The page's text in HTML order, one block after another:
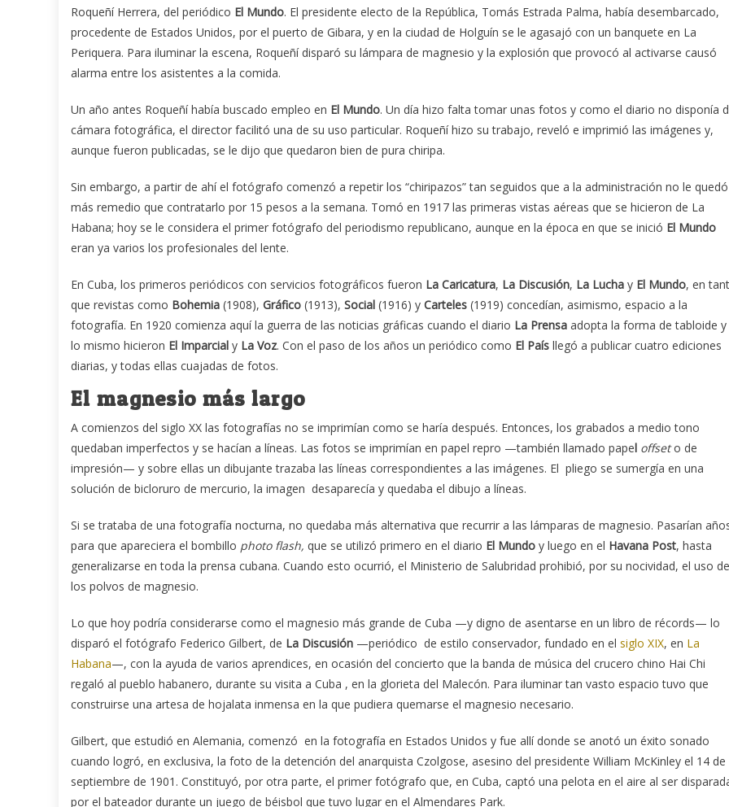
Roqueñí Herrera, del periódico El Mundo. El presidente electo de la República, Tomás Estrada Palma, había desembarcado,
procedente de Estados Unidos, por el puerto de Gibara, y en la ciudad de Holguín se le agasajó con un banquete en La
Periquera. Para iluminar la escena, Roqueñí disparó su lámpara de magnesio y la explosión que provocó al activarse causó
alarma entre los asistentes a la comida.
Un año antes Roqueñí había buscado empleo en El Mundo. Un día hizo falta tomar unas fotos y como el diario no disponía
cámara fotográfica, el director facilitó una de su uso particular. Roqueñí hizo su trabajo, reveló e imprimió las imágenes y,
aunque fueron publicadas, se le dijo que quedaron bien de pura chiripa.
Sin embargo, a partir de ahí el fotógrafo comenzó a repetir los “chiripazos” tan seguidos que a la administración no le quedó
más remedio que contratarlo por 15 pesos a la semana. Tomó en 1917 las primeras vistas aéreas que se hicieron de La
Habana; hoy se le considera el primer fotógrafo del periodismo republicano, aunque en la época en que se inició El Mundo
eran ya varios los profesionales del lente.
En Cuba, los primeros periódicos con servicios fotográficos fueron La Caricatura, La Discusión, La Lucha y El Mundo, en
que revistas como Bohemia (1908), Gráfico (1913), Social (1916) y Carteles (1919) concedían, asimismo, espacio a la
fotografía. En 1920 comienza aquí la guerra de las noticias gráficas cuando el diario La Prensa adopta la forma de tabloide y
lo mismo hicieron El Imparcial y La Voz. Con el paso de los años un periódico como El País llegó a publicar cuatro ediciones
diarias, y todas ellas cuajadas de fotos.
El magnesio más largo
A comienzos del siglo XX las fotografías no se imprimían como se haría después. Entonces, los grabados a medio tono
quedaban imperfectos y se hacían a líneas. Las fotos se imprimían en papel repro —también llamado papel offseto de
impresión— y sobre ellas un dibujante trazaba las líneas correspondientes a las imágenes. El pliego se sumergía en una
solución de bicloruro de mercurio, la imagen desaparecía y quedaba el dibujo a líneas.
Si se trataba de una fotografía nocturna, no quedaba más alternativa que recurrir a las lámparas de magnesio. Pasarían
para que apareciera el bombillo photo flash, que se utilizó primero en el diario El Mundo y luego en el Havana Post, hasta
generalizarse en toda la prensa cubana. Cuando esto ocurrió, el Ministerio de Salubridad prohibió, por su nocividad, el uso de
los polvos de magnesio.
Lo que hoy podría considerarse como el magnesio más grande de Cuba —y digno de asentarse en un libro de récords— lo
disparó el fotógrafo Federico Gilbert, de La Discusión —periódico de estilo conservador, fundado en el siglo XIX, en La
Habana—, con la ayuda de varios aprendices, en ocasión del concierto que la banda de música del crucero chino Hai Chi
regaló al pueblo habanero, durante su visita a Cuba , en la glorieta del Malecón. Para iluminar tan vasto espacio tuvo que
construirse una artesa de hojalata inmensa en la que pudiera quemarse el magnesio necesario.
Gilbert, que estudió en Alemania, comenzó en la fotografía en Estados Unidos y fue allí donde se anotó un éxito sonado
cuando logró, en exclusiva, la foto de la detención del anarquista Czolgose, asesino del presidente William McKinley el 14 de
septiembre de 1901. Constituyó, por otra parte, el primer fotógrafo que, en Cuba, captó una pelota en el aire al ser
por el bateador durante un juego de béisbol que tuvo lugar en el Almendares Park.